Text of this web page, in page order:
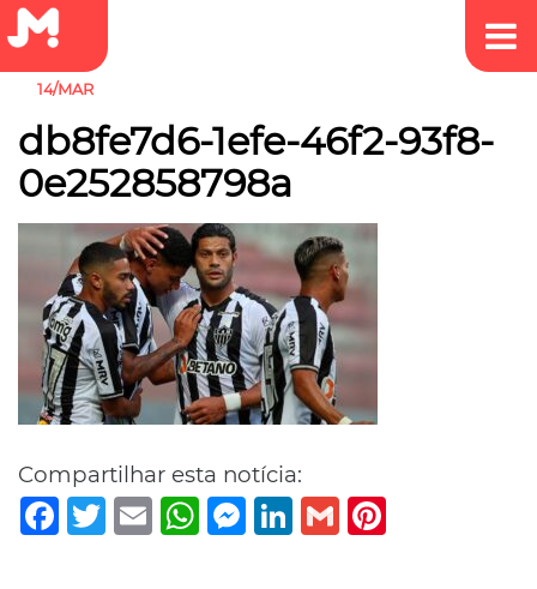
14/MAR
db8fe7d6-1efe-46f2-93f8-
0e252858798a
Compartilhar esta notícia:
Facebook
TwitterEmail WhatsAppMessenger
LinkedIn
Gmail